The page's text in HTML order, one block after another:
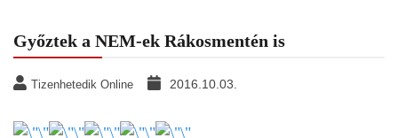
Győztek a NEM-ek Rákosmentén is
Tizenhetedik Online 2016.10.03.